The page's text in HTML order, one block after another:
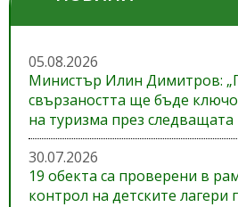
05.08.2026
Министър Илин Димитров:
свързаността ще бъде
на туризма през следващата
30.07.2026
19 обекта са проверени в
контрол на детските